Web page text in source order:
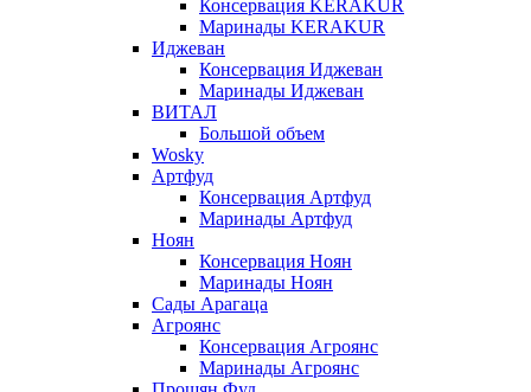
Консервация KERAKUR
Маринады KERAKUR
Иджеван
Консервация Иджеван
Маринады Иджеван
ВИТАЛ
Большой объем
Wosky
Артфуд
Консервация Артфуд
Маринады Артфуд
Ноян
Консервация Ноян
Маринады Ноян
Сады Арагаца
Агроянс
Консервация Агроянс
Маринады Агроянс